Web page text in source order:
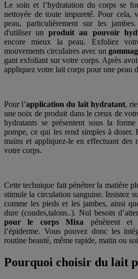
Le soin et l’hydratation du corps se
nettoyée de toute impureté. Pour cela,
peau, particulièrement sur les
d'utiliser unproduit au pouvoir
encore mieux la peau. Exfoliez
mouvements circulaires avec un
gant exfoliant sur votre corps. Après
appliquez votre lait corps pour une peau
Pour l’application du lait hydratant,
une noix de produit dans le creux de
hydratants se présentent sous la
pompe, ce qui les rend simples à doser.
mains et appliquez-le en effectuant des
votre corps.
Cette technique fait pénétrer la matière
stimule la circulation sanguine. Insistez
comme les pieds et les jambes, ainsi
dure (coudes,talons..). Nul besoin
pour le corps Mixa pénètrent et
l’épiderme. Vous pouvez donc les
routine beauté, même rapide, matin ou
Pourquoi choisir du lait